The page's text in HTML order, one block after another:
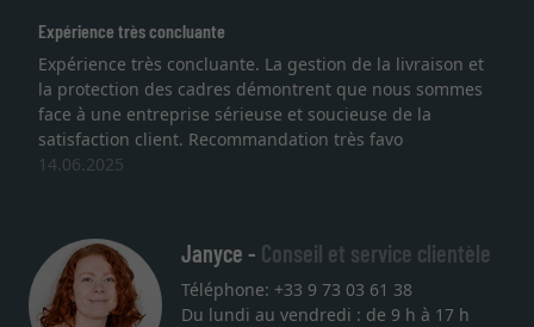
Expérience très concluante
Expérience très concluante. La gestion de la livraison et
la protection des cadres démontrent que nous sommes
face à une entreprise sérieuse et soucieuse de la
satisfaction client. Recommandation très favo
14.06.2025
Janyce - Conseil et service clientèle
Téléphone: +33 9 73 03 61 38
Du lundi au vendredi : de 9 h à 17 h